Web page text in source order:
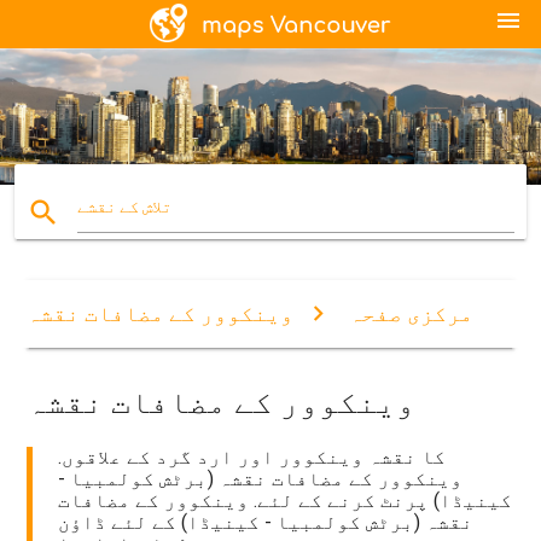
menu
search تلاش کے نقشے
مرکزی صفحہ وینکوور کے مضافات نقشہ
وینکوور کے مضافات نقشہ
کا نقشہ وینکوور اور ارد گرد کے علاقوں.
وینکوور کے مضافات نقشہ (برٹش کولمبیا -
کینیڈا) پرنٹ کرنے کے لئے. وینکوور کے مضافات
نقشہ (برٹش کولمبیا - کینیڈا) کے لئے ڈاؤن